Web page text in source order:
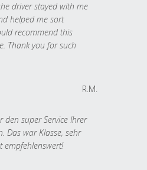
driver stayed with me
helped me sort
recommend this
Thank you for such
R.M.
den super Service Ihrer
Das war Klasse, sehr
empfehlenswert!